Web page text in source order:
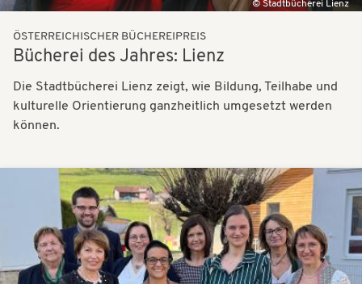
Stadtbücherei Lienz
ÖSTERREICHISCHER BÜCHEREIPREIS
Bücherei des Jahres: Lienz
Die Stadtbücherei Lienz zeigt, wie Bildung, Teilhabe und
kulturelle Orientierung ganzheitlich umgesetzt werden
können.